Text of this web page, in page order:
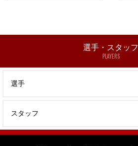
選手・スタッフ
PLAYERS
選手
スタッフ